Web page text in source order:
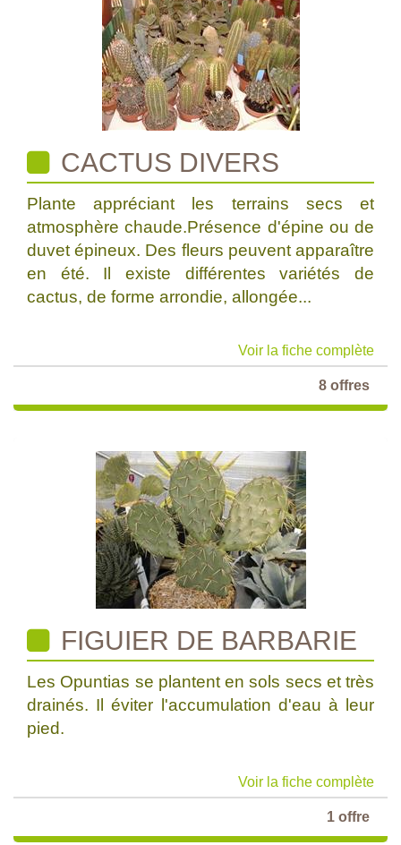
CACTUS DIVERS
Plante appréciant les terrains secs et
atmosphère chaude.Présence d'épine ou de
duvet épineux. Des fleurs peuvent apparaître
en été. Il existe différentes variétés de
cactus, de forme arrondie, allongée...
Voir la fiche complète
8 offres
FIGUIER DE BARBARIE
Les Opuntias se plantent en sols secs et très
drainés. Il éviter l'accumulation d'eau à leur
pied.
Voir la fiche complète
1 offre